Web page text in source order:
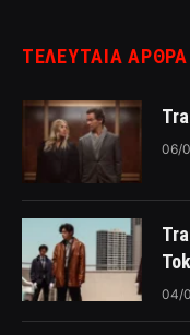
ΤΕΛΕΥΤΑΙΑ ΑΡΘΡΑ
06/
04/